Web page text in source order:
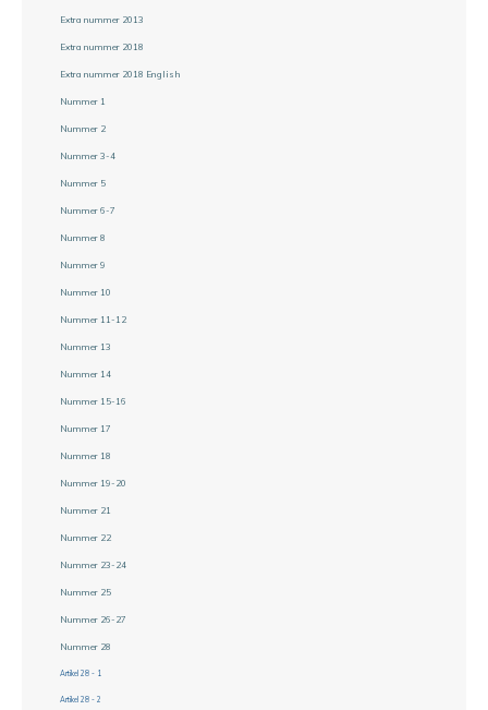
Extra nummer 2013
Extra nummer 2018
Extra nummer 2018 English
Nummer 1
Nummer 2
Nummer 3-4
Nummer 5
Nummer 6-7
Nummer 8
Nummer 9
Nummer 10
Nummer 11-12
Nummer 13
Nummer 14
Nummer 15-16
Nummer 17
Nummer 18
Nummer 19-20
Nummer 21
Nummer 22
Nummer 23-24
Nummer 25
Nummer 26-27
Nummer 28
Artikel 28 - 1
Artikel 28 - 2